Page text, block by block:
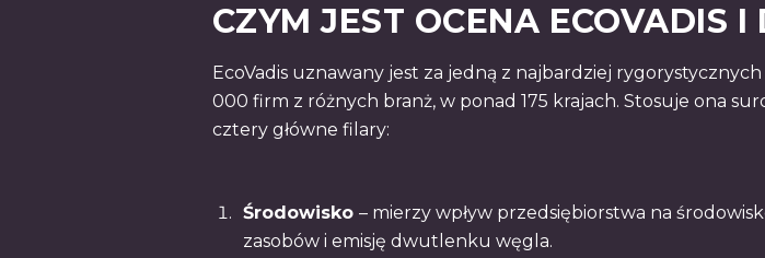
CZYM JEST OCENA ECOVADIS
EcoVadis uznawany jest za jedną z najbardziej
000 firm z różnych branż, w ponad 175 krajach. Stosuje ona
cztery główne filary:
Środowisko – mierzy wpływ przedsiębiorstwa na
zasobów i emisję dwutlenku węgla.